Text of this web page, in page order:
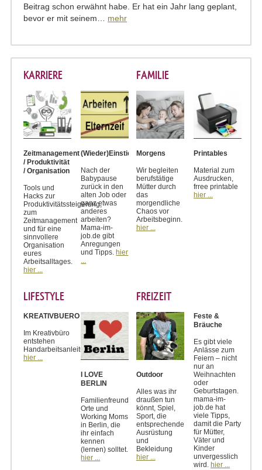
Beitrag schon erwähnt habe. Er hat ein Jahr lang geplant,
bevor er mit seinem… mehr
KARRIERE
Zeitmanagement
/ Produktivität
/ Organisation
Tools und
Hacks zur
Produktivitätssteigerung,
zum
Zeitmanagement
und für eine
sinnvollere
Organisation
eures
Arbeitsalltages.
hier ...
(Wieder)Einstieg
Nach der
Babypause
zurück in den
alten Job oder
ganz etwas
anderes
arbeiten?
Mama-im-
job.de gibt
Anregungen
und Tipps. hier
...
FAMILIE
Morgens
Wir begleiten
berufstätige
Mütter durch
das
morgendliche
Chaos vor
Arbeitsbeginn.
hier ...
Printables
Material zum
Ausdrucken,
frree printable
hier ...
LIFESTYLE
KREATIVBUERO
Im Kreativbüro
entstehen
Handarbeitsanleitungen
hier ...
I LOVE
BERLIN
Familienfreundliche
Orte und
Working Moms
in Berlin, die
ihr einfach
kennen
(lernen) solltet.
hier ...
FREIZEIT
Outdoor
Alles was ihr
draußen tun
könnt, Spiel,
Sport, die
entsprechende
Ausrüstung
und
Bekleidung
hier ...
Feste &
Bräuche
Es gibt viele
Anlässe zum
Feiern – nicht
nur an
Weihnachten
oder
Geburtstagen.
mama-im-
job.de hat
viele Tipps,
damit die Party
für Mütter,
Väter und
Kinder
unvergesslich
wird. hier ...